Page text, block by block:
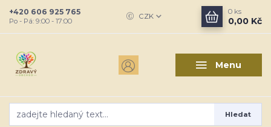
Menu
CZK
Hledat
+420 606 925 765
Po - Pá: 9:00 - 17:00
0 ks
0,00 Kč